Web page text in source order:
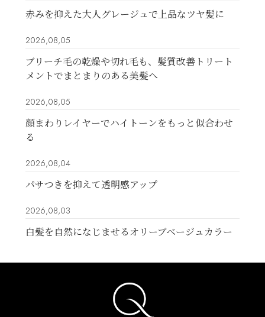
赤みを抑えた大人グレージュで上品なツヤ髪に
2026,08,05
ブリーチ毛の乾燥や切れ毛も、髪質改善トリート
メントでまとまりのある美髪へ
2026,08,05
顔まわりレイヤーでハイトーンをもっと似合わせ
る
2026,08,04
パサつきを抑えて透明感アップ
2026,08,03
白髪を自然になじませるオリーブベージュカラー